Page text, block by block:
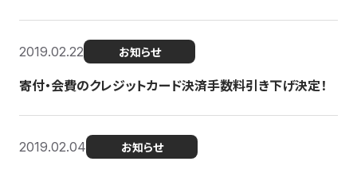
2019.02.22 お知らせ
寄付・会費のクレジットカード決済手数料引き下げ決定！
2019.02.04 お知らせ